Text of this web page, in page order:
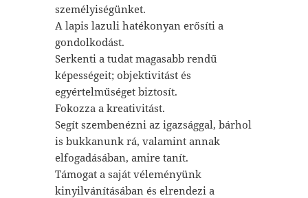
személyiségünket.
A lapis lazuli hatékonyan erősíti a
gondolkodást.
Serkenti a tudat magasabb rendű
képességeit; objektivitást és
egyértelműséget biztosít.
Fokozza a kreativitást.
Segít szembenézni az igazsággal, bárhol
is bukkanunk rá, valamint annak
elfogadásában, amire tanít.
Támogat a saját véleményünk
kinyilvánításában és elrendezi a